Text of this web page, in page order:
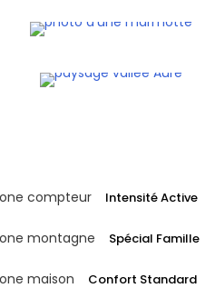
Intensité Active
Spécial Famille
Confort Standard